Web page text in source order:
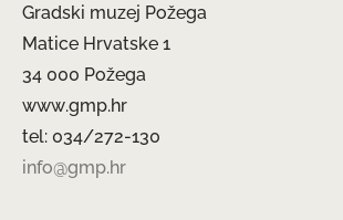
Gradski muzej Požega
Matice Hrvatske 1
34 000 Požega
www.gmp.hr
tel: 034/272-130
info@gmp.hr